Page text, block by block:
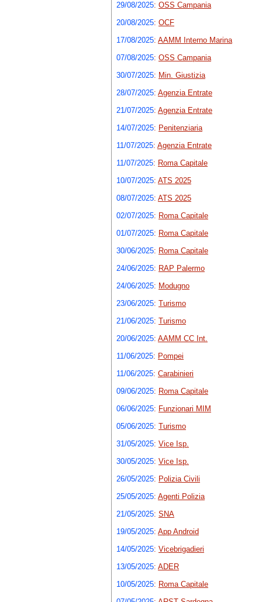
29/08/2025: OSS Campania
20/08/2025: OCF
17/08/2025: AAMM Interno Marina
07/08/2025: OSS Campania
30/07/2025: Min. Giustizia
28/07/2025: Agenzia Entrate
21/07/2025: Agenzia Entrate
14/07/2025: Penitenziaria
11/07/2025: Agenzia Entrate
11/07/2025: Roma Capitale
10/07/2025: ATS 2025
08/07/2025: ATS 2025
02/07/2025: Roma Capitale
01/07/2025: Roma Capitale
30/06/2025: Roma Capitale
24/06/2025: RAP Palermo
24/06/2025: Modugno
23/06/2025: Turismo
21/06/2025: Turismo
20/06/2025: AAMM CC Int.
11/06/2025: Pompei
11/06/2025: Carabinieri
09/06/2025: Roma Capitale
06/06/2025: Funzionari MIM
05/06/2025: Turismo
31/05/2025: Vice Isp.
30/05/2025: Vice Isp.
26/05/2025: Polizia Civili
25/05/2025: Agenti Polizia
21/05/2025: SNA
19/05/2025: App Android
14/05/2025: Vicebrigadieri
13/05/2025: ADER
10/05/2025: Roma Capitale